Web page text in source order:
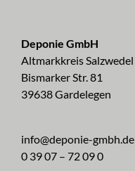
Deponie GmbH
Altmarkkreis Salzwedel
Bismarker Str. 81
39638 Gardelegen
info@deponie-gmbh.de
0 39 07 – 72 09 0